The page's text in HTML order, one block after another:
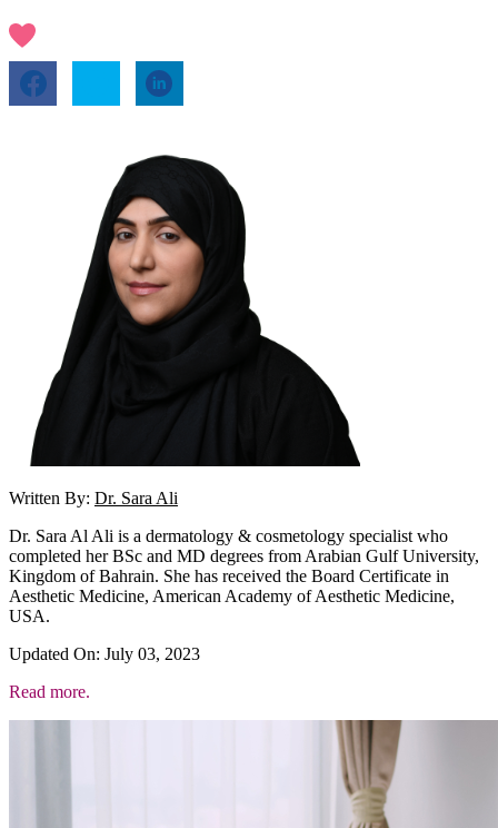
Written By: Dr. Sara Ali
Dr. Sara Al Ali is a dermatology & cosmetology specialist who
completed her BSc and MD degrees from Arabian Gulf University,
Kingdom of Bahrain. She has received the Board Certificate in
Aesthetic Medicine, American Academy of Aesthetic Medicine,
USA.
Updated On: July 03, 2023
Read more.